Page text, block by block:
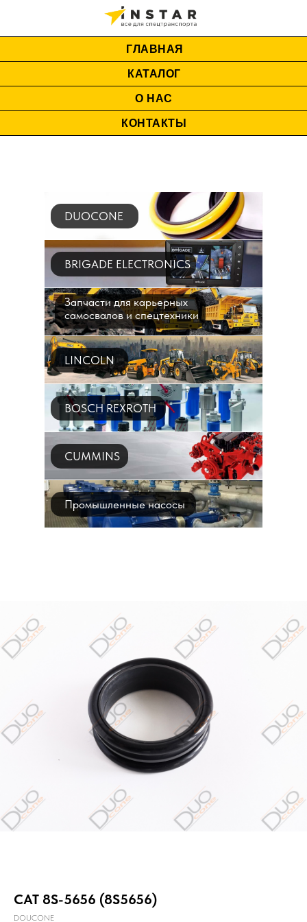
ГЛАВНАЯ
КАТАЛОГ
О НАС
КОНТАКТЫ
DUOCONE
BRIGADE ELECTRONICS
Запчасти для карьерных
самосвалов и спецтехники
LINCOLN
BOSCH REXROTH
CUMMINS
Промышленные насосы
CAT 8S-5656 (8S5656)
DOUCONE